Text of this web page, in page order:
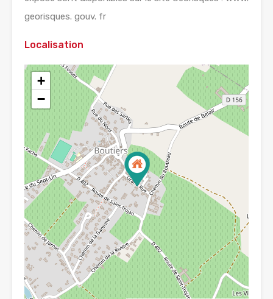
georisques. gouv. fr
Localisation
+
−